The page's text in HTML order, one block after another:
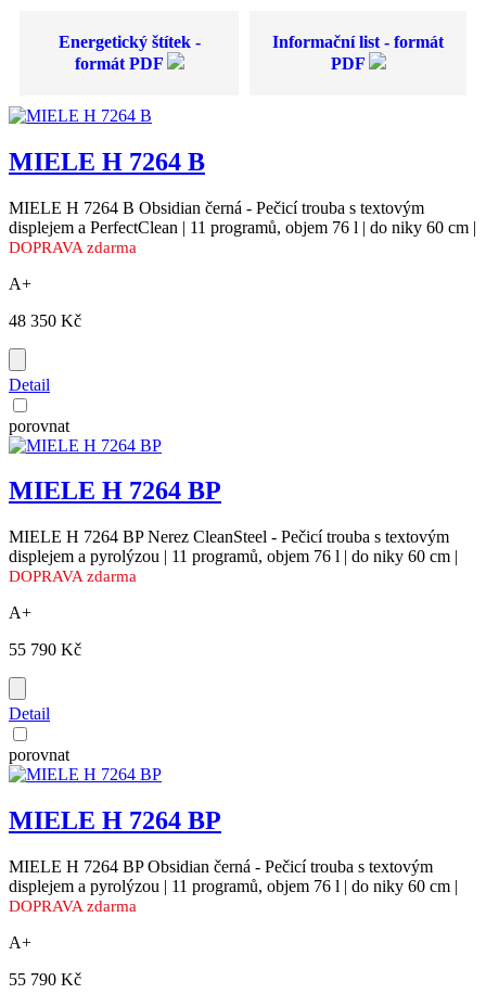
Energetický štítek -
formát PDF
Informační list - formát
PDF
MIELE H 7264 B
MIELE H 7264 B Obsidian černá - Pečicí trouba s textovým
displejem a PerfectClean | 11 programů, objem 76 l | do niky 60 cm |
DOPRAVA zdarma
A+
48 350 Kč
Detail
porovnat
MIELE H 7264 BP
MIELE H 7264 BP Nerez CleanSteel - Pečicí trouba s textovým
displejem a pyrolýzou | 11 programů, objem 76 l | do niky 60 cm |
DOPRAVA zdarma
A+
55 790 Kč
Detail
porovnat
MIELE H 7264 BP
MIELE H 7264 BP Obsidian černá - Pečicí trouba s textovým
displejem a pyrolýzou | 11 programů, objem 76 l | do niky 60 cm |
DOPRAVA zdarma
A+
55 790 Kč